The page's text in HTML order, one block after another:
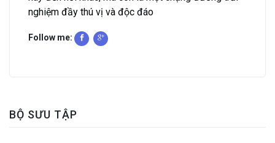
nghiệm đầy thú vị và độc đáo
Follow me:
BỘ SƯU TẬP